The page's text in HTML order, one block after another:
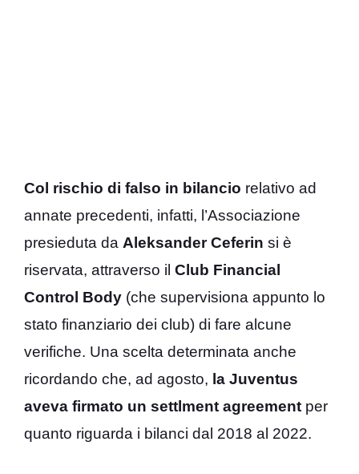
Col rischio di falso in bilancio relativo ad
annate precedenti, infatti, l’Associazione
presieduta da Aleksander Ceferin si è
riservata, attraverso il Club Financial
Control Body (che supervisiona appunto lo
stato finanziario dei club) di fare alcune
verifiche. Una scelta determinata anche
ricordando che, ad agosto, la Juventus
aveva firmato un settlment agreement per
quanto riguarda i bilanci dal 2018 al 2022.